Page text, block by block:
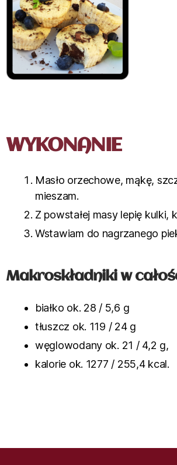
WYKONANIE
Masło orzechowe, mąkę,
mieszam.
Z powstałej masy lepię kulki,
Wstawiam do nagrzanego
Makroskładniki w
białko ok. 28 / 5,6 g
tłuszcz ok. 119 / 24 g
węglowodany ok. 21 / 4,2 g,
kalorie ok. 1277 / 255,4 kcal.